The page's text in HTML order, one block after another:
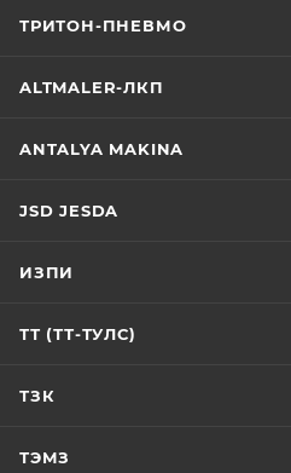
ТРИТОН-ПНЕВМО
ALTMALER-ЛКП
ANTALYA MAKINA
JSD JESDA
ИЗПИ
ТТ (ТТ-ТУЛС)
ТЗК
ТЭМЗ